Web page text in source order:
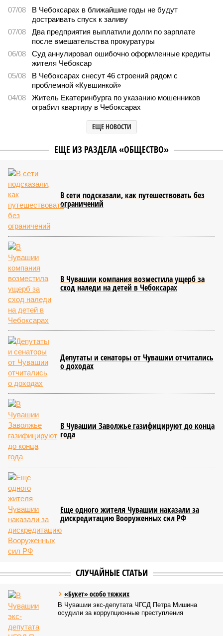
07/08
В Чебоксарах в ближайшие годы не будут
достраивать спуск к заливу
07/08
Два предприятия выплатили долги по зарплате
после вмешательства прокуратуры
06/08
Суд аннулировал ошибочно оформленные кредиты
жителя Чебоксар
05/08
В Чебоксарах снесут 46 строений рядом с
проблемной «Кувшинкой»
04/08
Житель Екатеринбурга по указанию мошенников
ограбил квартиру в Чебоксарах
ЕЩЕ НОВОСТИ
ЕЩЕ ИЗ РАЗДЕЛА «ОБЩЕСТВО»
В сети подсказали, как путешествовать без
ограничений
В Чувашии компания возместила ущерб за
сход наледи на детей в Чебоксарах
Депутаты и сенаторы от Чувашии отчитались
о доходах
В Чувашии Заволжье газифицируют до конца
года
Еще одного жителя Чувашии наказали за
дискредитацию Вооруженных сил РФ
СЛУЧАЙНЫЕ СТАТЬИ
«Букет» особо тяжких
В Чувашии экс-депутата ЧГСД Петра Мишина
осудили за коррупционные преступления